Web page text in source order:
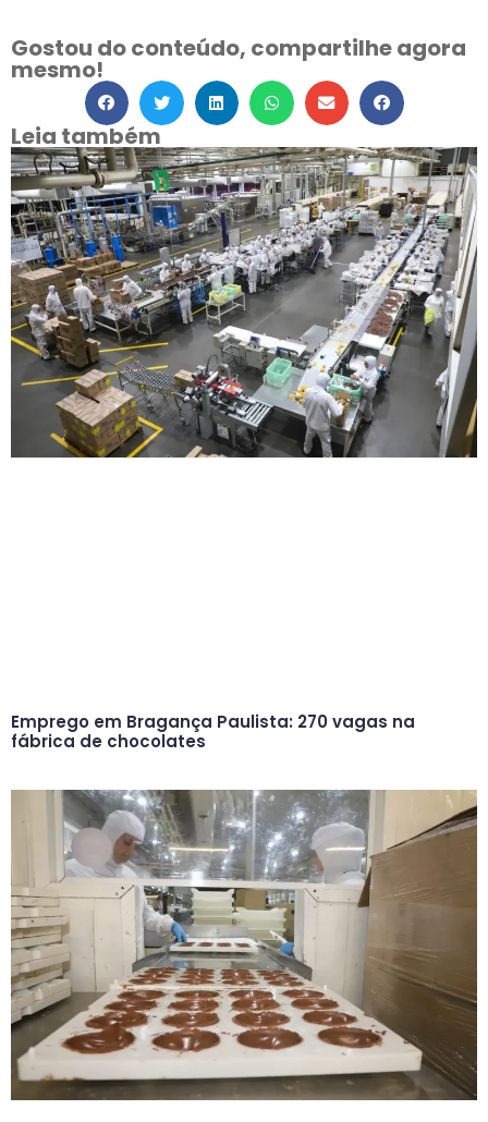
Gostou do conteúdo, compartilhe agora
mesmo!
Leia também
Emprego em Bragança Paulista: 270 vagas na
fábrica de chocolates